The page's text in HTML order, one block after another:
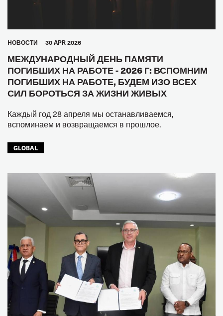
HОВОСТИ 30 APR 2026
МЕЖДУНАРОДНЫЙ ДЕНЬ ПАМЯТИ
ПОГИБШИХ НА РАБОТЕ - 2026 Г: ВСПОМНИМ
ПОГИБШИХ НА РАБОТЕ, БУДЕМ ИЗО ВСЕХ
СИЛ БОРОТЬСЯ ЗА ЖИЗНИ ЖИВЫХ
Каждый год 28 апреля мы останавливаемся,
вспоминаем и возвращаемся в прошлое.
GLOBAL